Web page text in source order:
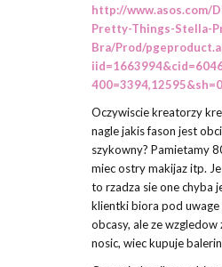
http://
Pretty-Things-Stella-
Bra/Prod/
Oczywiscie kreatorzy
nagle jakis fason jest
szykowny? Pamietamy
miec ostry makijaz itp.
to rzadza sie one chyba
klientki biora pod
obcasy, ale ze
nosic, wiec kupuje